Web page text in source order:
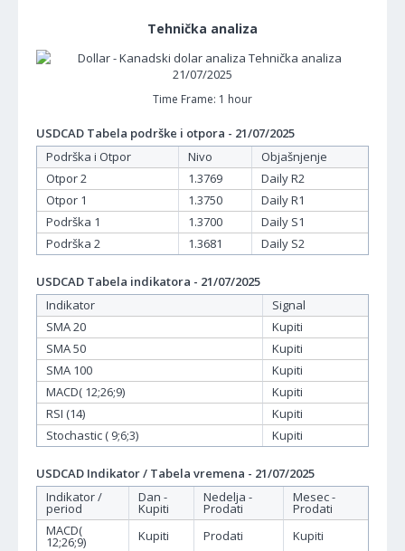
Tehnička analiza
Time Frame: 1 hour
USDCAD Tabela podrške i otpora - 21/07/2025
Podrška i Otpor
Nivo
Objašnjenje
Otpor 2
1.3769
Daily R2
Otpor 1
1.3750
Daily R1
Podrška 1
1.3700
Daily S1
Podrška 2
1.3681 Daily S2
USDCAD Tabela indikatora - 21/07/2025
Indikator
Signal
SMA 20
Kupiti
SMA 50
Kupiti
SMA 100
Kupiti
MACD( 12;26;9)
Kupiti
RSI (14)
Kupiti
Stochastic ( 9;6;3)
Kupiti
USDCAD Indikator / Tabela vremena - 21/07/2025
Indikator /
period
Dan -
Kupiti
Nedelja -
Prodati
Mesec -
Prodati
MACD(
12;26;9) Kupiti Prodati
Kupiti